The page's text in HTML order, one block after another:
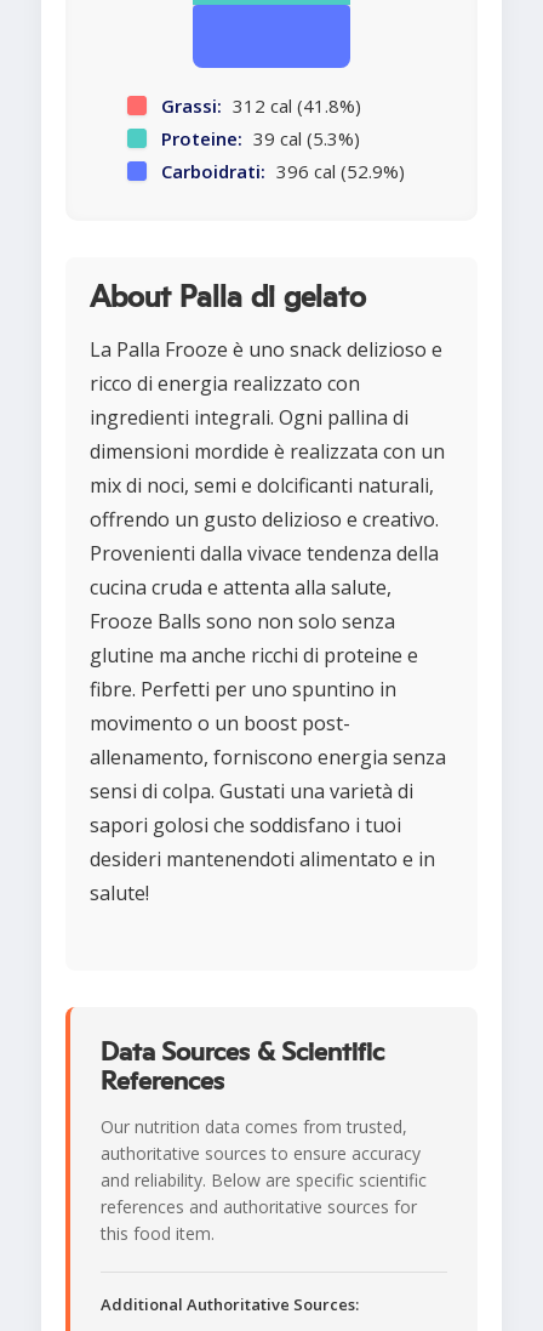
Grassi: 312 cal (41.8%)
Proteine: 39 cal (5.3%)
Carboidrati: 396 cal (52.9%)
About Palla di gelato
La Palla Frooze è uno snack delizioso e
ricco di energia realizzato con
ingredienti integrali. Ogni pallina di
dimensioni mordide è realizzata con un
mix di noci, semi e dolcificanti naturali,
offrendo un gusto delizioso e creativo.
Provenienti dalla vivace tendenza della
cucina cruda e attenta alla salute,
Frooze Balls sono non solo senza
glutine ma anche ricchi di proteine e
fibre. Perfetti per uno spuntino in
movimento o un boost post-
allenamento, forniscono energia senza
sensi di colpa. Gustati una varietà di
sapori golosi che soddisfano i tuoi
desideri mantenendoti alimentato e in
salute!
Data Sources & Scientific
References
Our nutrition data comes from trusted,
authoritative sources to ensure accuracy
and reliability. Below are specific scientific
references and authoritative sources for
this food item.
Additional Authoritative Sources: